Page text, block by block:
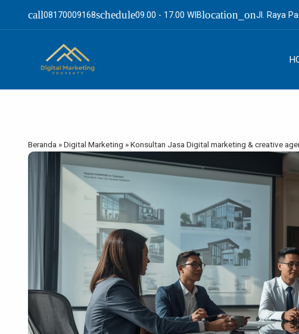
call08170009168schedule09.00 - 17.00 WIBlocation_onJl. Raya
Beranda »Digital Marketing »Konsultan Jasa Digital marketing & creative